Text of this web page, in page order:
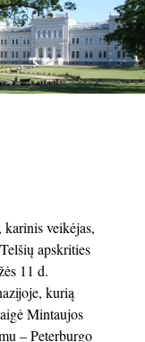
veikėjas,
apskrities
11 d.
kurią
Mintaujos
– Peterburgo